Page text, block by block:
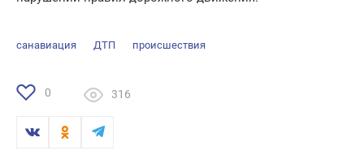
санавиация ДТП происшествия
0 316